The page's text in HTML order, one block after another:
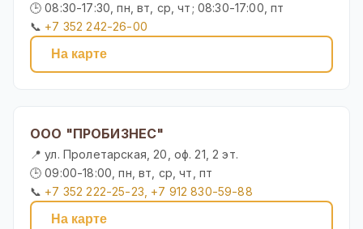
🕒 08:30-17:30, пн, вт, ср, чт; 08:30-17:00, пт
📞 +7 352 242-26-00
На карте
ООО "ПРОБИЗНЕС"
📍 ул. Пролетарская, 20, оф. 21, 2 эт.
🕒 09:00-18:00, пн, вт, ср, чт, пт
📞 +7 352 222-25-23, +7 912 830-59-88
На карте